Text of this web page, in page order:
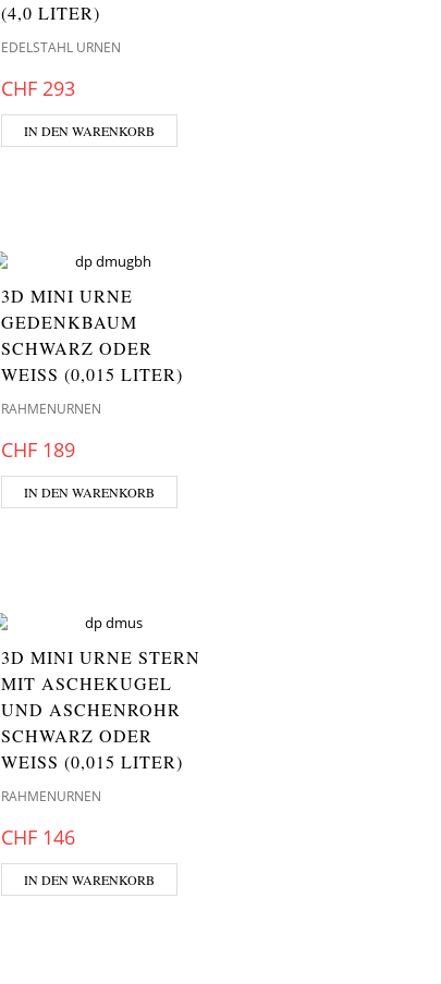
(4,0 LITER)
EDELSTAHL URNEN
CHF293
IN DEN WARENKORB
3D MINI URNE
GEDENKBAUM
SCHWARZ ODER
WEISS (0,015 LITER)
RAHMENURNEN
CHF189
IN DEN WARENKORB
3D MINI URNE STERN
MIT ASCHEKUGEL
UND ASCHENROHR
SCHWARZ ODER
WEISS (0,015 LITER)
RAHMENURNEN
CHF146
IN DEN WARENKORB